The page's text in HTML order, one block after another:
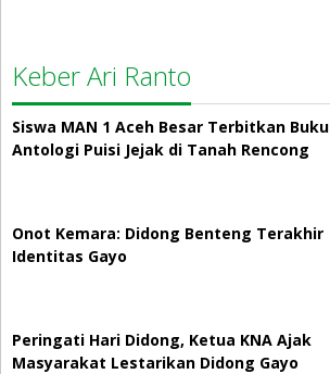
Keber Ari Ranto
Siswa MAN 1 Aceh Besar Terbitkan Buku
Antologi Puisi Jejak di Tanah Rencong
Onot Kemara: Didong Benteng Terakhir
Identitas Gayo
Peringati Hari Didong, Ketua KNA Ajak
Masyarakat Lestarikan Didong Gayo